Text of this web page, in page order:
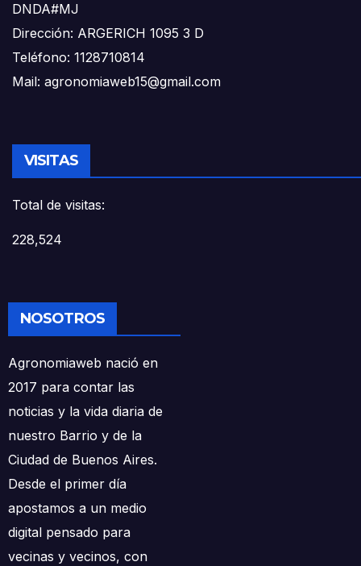
DNDA#MJ
Dirección: ARGERICH 1095 3 D
Teléfono: 1128710814
Mail: agronomiaweb15@gmail.com
VISITAS
Total de visitas:
228,524
NOSOTROS
Agronomiaweb nació en
2017 para contar las
noticias y la vida diaria de
nuestro Barrio y de la
Ciudad de Buenos Aires.
Desde el primer día
apostamos a un medio
digital pensado para
vecinas y vecinos, con